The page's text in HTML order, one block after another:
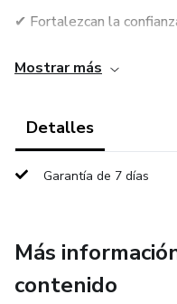
✔ Fortalezcan la
✔ Mejoren la conexión
✔ Ayuden a sanar
✔ Enseñen con amor,
Porque muchas veces, lo
Mostrar más
Detalles
Garantía de 7 días
Más
contenido